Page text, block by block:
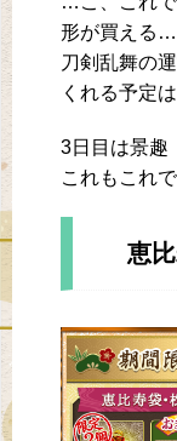
形が買える…
刀剣乱舞の
くれる予定
3日目は景趣
これもこれ
恵